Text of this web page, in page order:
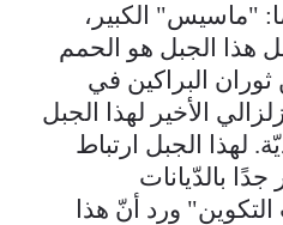
"ماسيس" الكبير،
الجبل هو الحمم
ثوران البراكين في
الأخير لهذا الجبل
1840 ميلاديّة. لهذا الجبل ارتباط
بالدّيانات
التكوين" ورد أنّ هذا